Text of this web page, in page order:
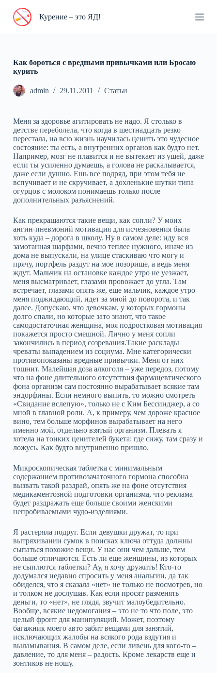
П
и
к
у
Курение – это ЯД!
Как бороться с вредными привычками или Бросаю
курить
admin 29.11.2011 Статьи
Меня за здоровье агитировать не надо. Я столько в
детстве переболела, что когда в шестнадцать резко
перестала, на всю жизнь научилась ценить это чудесное
состояние: ты есть, а внутренних органов как будто нет.
Например, мозг не плавится и не вытекает из ушей, даже
если ты усиленно думаешь, а голова не раскалывается,
даже если душно. Ешь все подряд, при этом тебя не
вспучивает и не скручивает, а дохленькие шутки типа
огурцов с молоком понимаешь только после
дополнительных разъяснений.
Как прекращаются такие вещи, как сопли? У моих
ангин-пневмоний мотивация для исчезновения была
хоть куда – дорога в школу. Ну в самом деле: иду вся
замотанная шарфами, вечно теплее нужного, иначе из
дома не выпускали, на улице стаскиваю что могу и
прячу, портфель раздут на мое позорище, а ведь меня
ждут. Мальчик на остановке каждое утро не уезжает,
меня высматривает, глазами провожает до угла. Там
встречает, глазами опять же, еще мальчик, каждое утро
меня поджидающий, идет за мной до поворота, и так
далее. Допускаю, что девочкам, у которых гормоны
долго спали, но которые зато знают, что такое
самодостаточная женщина, моя подростковая мотивация
покажется просто смешной. Лично у меня сопли
закончились в период созревания.Такие расклады
чреваты выпадением из социума. Мне категорически
противопоказаны вредные привычки. Меня от них
тошнит. Малейшая доза алкоголя – уже передоз, потому
что на фоне длительного отсутствия фармацевтического
фона организм сам постоянно вырабатывает всякие там
эндорфины. Если немного выпить, то можно смотреть
«Свидание вслепую», только не с Ким Бессинджер, а со
мной в главной роли. А, к примеру, чем дороже красное
вино, тем больше морфинов вырабатывает на него
именно мой, отдельно взятый организм. Плевать я
хотела на тонких ценителей букета: где сижу, там сразу и
ложусь. Как будто внутривенно пришло.
Микроскопическая таблетка с минимальным
содержанием противозачаточного гормона способна
вызвать такой раздрай, опять же на фоне отсутствия
медикаментозной подготовки организма, что реклама
будет раздражать еще больше своими женскими
непробиваемыми чудо-изделиями.
Я растеряла подруг. Если девушки дружат, то при
вытряхивании сумок в поисках ключа оттуда должны
сыпаться похожие вещи. У нас они чем дальше, тем
больше отличаются. Есть ли еще женщины, из которых
не сыплются таблетки? Ау, я хочу дружить! Кто-то
додумался недавно спросить у меня анальгин, да так
обиделся, что я сказала «нет» не только не посмотрев, но
и толком не дослушав. Как если просят разменять
деньги, то «нет», не глядя, звучит малоубедительно.
Вообще, всякие недомогания – это не то что поле, это
целый фронт для манипуляций. Может, поэтому
багажник моего авто забит вещами для занятий,
исключающих жалобы на всякого рода вздутия и
выламывания. В самом деле, если ливень для кого-то –
давление, то для меня – радость. Кроме лекарств еще и
зонтиков не ношу.